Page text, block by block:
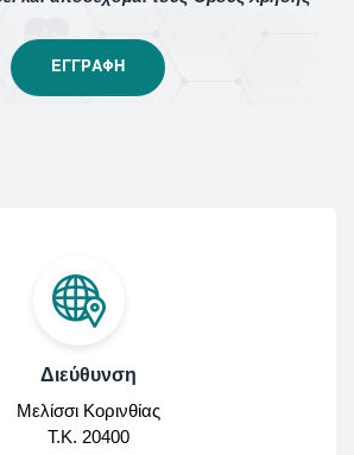
Διεύθυνση
Μελίσσι Κορινθίας
Τ.Κ. 20400